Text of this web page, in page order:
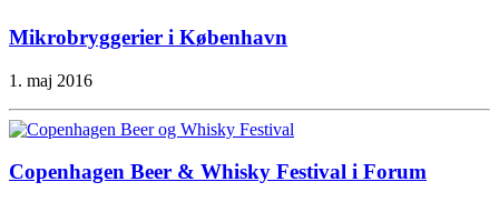
Mikrobryggerier i København
1. maj 2016
Copenhagen Beer & Whisky Festival i Forum